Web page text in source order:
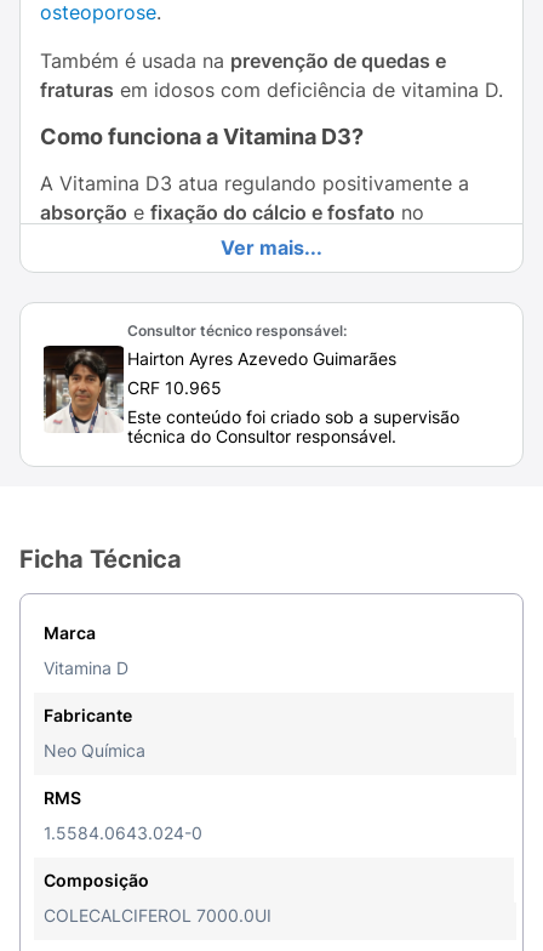
osteoporose.
Também é usada na prevenção de quedas e
fraturas em idosos com deficiência de vitamina D.
Como funciona a Vitamina D3?
A Vitamina D3 atua regulando positivamente a
absorção e fixação do cálcio e fosfato no
organismo, sendo essencial para a saúde óssea.
Após a ingestão, ela é absorvida no intestino em
poucas horas, mas sua ação fisiológica ocorre
após ser convertida no fígado e rins.
A vitamina D3 contribui para a absorção de
cálcio, mineralização óssea e participa da
regulação de diversos processos hormonais e
metabólicos.
Cada cápsula mole de Vitamina D3 contém
U.I. de colecalciferol, além de excipientes, que
medicamento. São eles:
Óleo de soja;
Gelatina;
Glicerol;
Amarelo crepúsculo;
Ver mais...
Consultor técnico responsável:
Hairton Ayres Azevedo Guimarães
CRF 10.965
Este conteúdo foi criado sob a supervisão
técnica do Consultor responsável.
Ficha Técnica
Marca
Vitamina D
Fabricante
Neo Química
RMS
1.5584.0643.024-0
Composição
COLECALCIFEROL 7000.0UI